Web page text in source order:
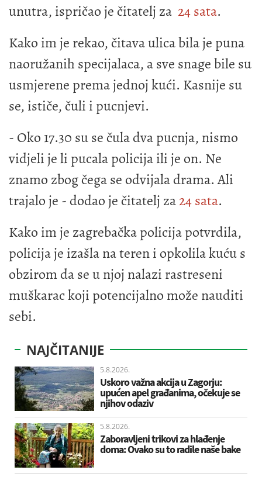
unutra, ispričao je čitatelj za 24 sata.
Kako im je rekao, čitava ulica bila je puna
naoružanih specijalaca, a sve snage bile su
usmjerene prema jednoj kući. Kasnije su
se, ističe, čuli i pucnjevi.
- Oko 17.30 su se čula dva pucnja, nismo
vidjeli je li pucala policija ili je on. Ne
znamo zbog čega se odvijala drama. Ali
trajalo je - dodao je čitatelj za24 sata.
Kako im je zagrebačka policija potvrdila,
policija je izašla na teren i opkolila kuću s
obzirom da se u njoj nalazi rastreseni
muškarac koji potencijalno može nauditi
sebi.
NAJČITANIJE
5.8.2026.
Uskoro važna akcija u Zagorju:
upućen apel građanima, očekuje se
njihov odaziv
5.8.2026.
Zaboravljeni trikovi za hlađenje
doma: Ovako su to radile naše bake